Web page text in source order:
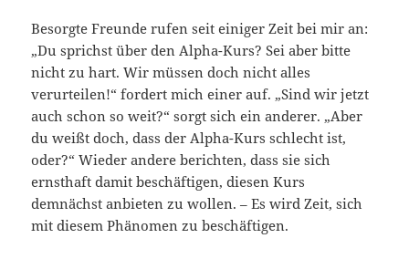
Besorgte Freunde rufen seit einiger Zeit bei mir an:
„Du sprichst über den Alpha-Kurs? Sei aber bitte
nicht zu hart. Wir müssen doch nicht alles
verurteilen!“ fordert mich einer auf. „Sind wir jetzt
auch schon so weit?“ sorgt sich ein anderer. „Aber
du weißt doch, dass der Alpha-Kurs schlecht ist,
oder?“ Wieder andere berichten, dass sie sich
ernsthaft damit beschäftigen, diesen Kurs
demnächst anbieten zu wollen. – Es wird Zeit, sich
mit diesem Phänomen zu beschäftigen.